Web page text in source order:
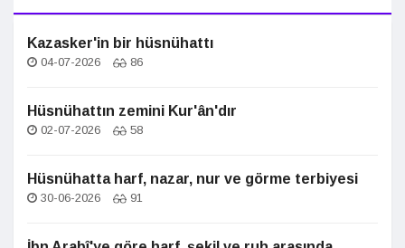
Kazasker'in bir hüsnühattı
04-07-2026 86
Hüsnühattın zemini Kur'ân'dır
02-07-2026 58
Hüsnühatta harf, nazar, nur ve görme terbiyesi
30-06-2026 91